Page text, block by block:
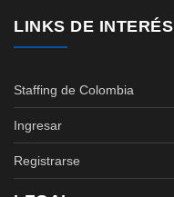
LINKS DE INTERÉS
Staffing de Colombia
Ingresar
Registrarse